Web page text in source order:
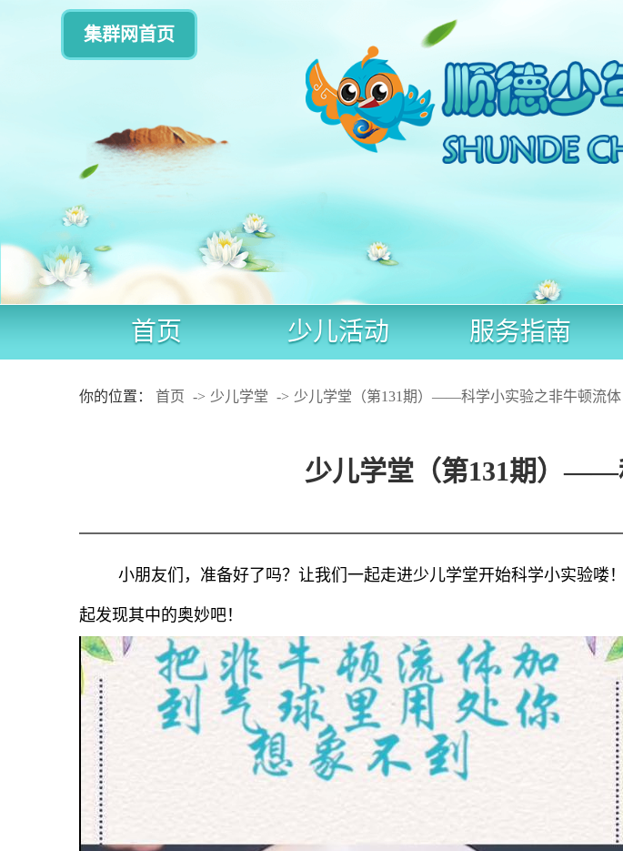
集群网首页
首页 少儿活动 服务指南
你的位置： 首页 少儿学堂 少儿学堂（第131期）——科学小实验之非牛顿流体
少儿学堂（第131期）——
小朋友们，准备好了吗？让我们一起走进少儿学堂开始科学小实验
起发现其中的奥妙吧！